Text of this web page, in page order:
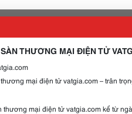
THƯƠNG MẠI ĐIỆN TỬ
mại điện tử vatgia.com – trân
mại điện tử vatgia.com kể từ